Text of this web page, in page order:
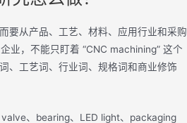
要从产品、工艺、材料、应用行业和采购
业，不能只盯着 “CNC machining” 这个
、工艺词、行业词、规格词和商业修饰
、bearing、LED light、packaging